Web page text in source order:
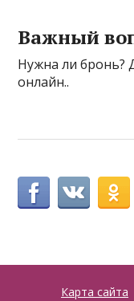
Важный
Нужна ли бронь?
онлайн..
Карта сайта